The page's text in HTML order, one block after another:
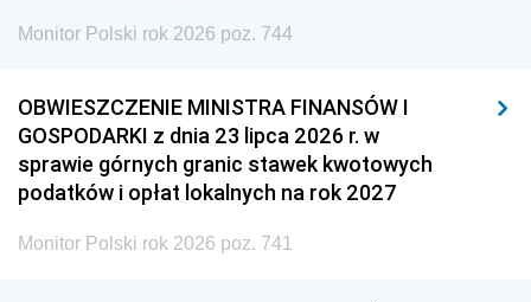
Monitor Polski rok 2026 poz. 744
OBWIESZCZENIE MINISTRA FINANSÓW I
GOSPODARKI z dnia 23 lipca 2026 r. w
sprawie górnych granic stawek kwotowych
podatków i opłat lokalnych na rok 2027
Monitor Polski rok 2026 poz. 741